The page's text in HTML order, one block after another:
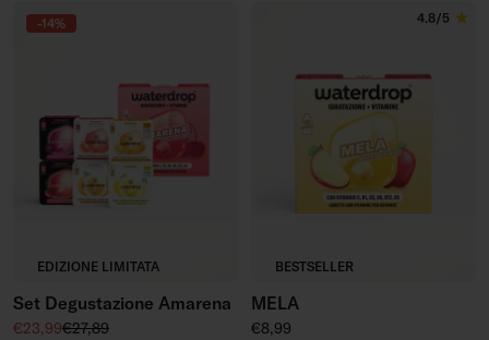
-14%
EDIZIONE LIMITATA
Set Degustazione Amarena
Prezzo di vendita
€23,99Prezzo regolare
€27,89
BESTSELLER
4.8/5
MELA
Prezzo regolare
€8,99